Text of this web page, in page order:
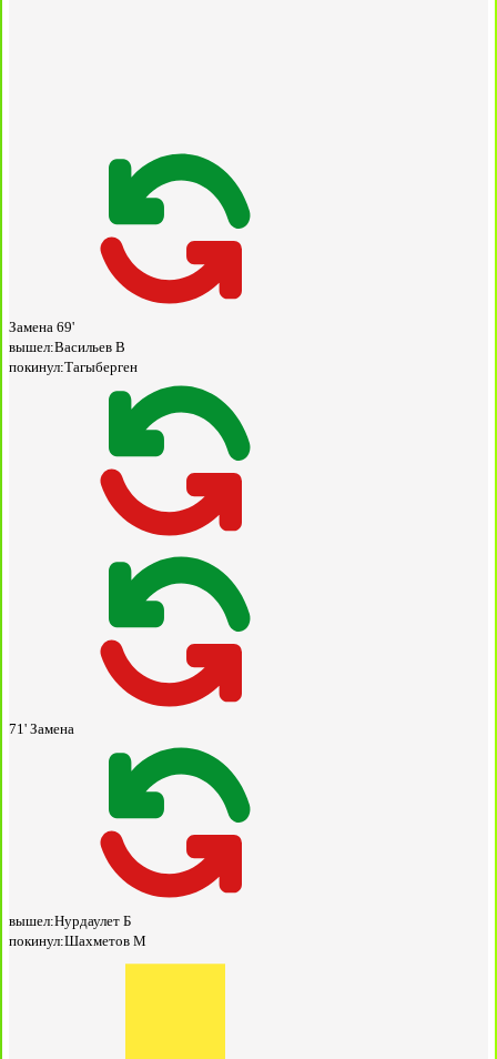
Замена 69'
вышел:Васильев В
покинул:Тагыберген
71' Замена
вышел:Нурдаулет Б
покинул:Шахметов М